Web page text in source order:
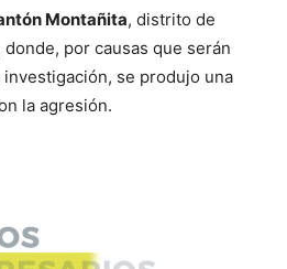
Montañita, distrito de
donde, por causas que serán
se produjo una
la agresión.